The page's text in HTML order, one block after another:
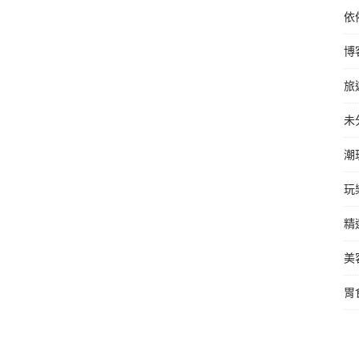
依
博
旅
未
潮
玩
精
美
胃